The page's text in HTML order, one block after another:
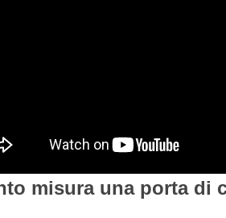
misura una porta di